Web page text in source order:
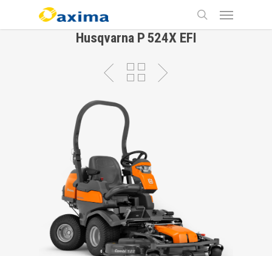
search
Menu
Husqvarna P 524X EFI